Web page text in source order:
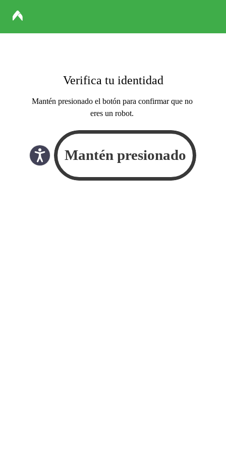
Verifica tu identidad
Mantén presionado el botón para confirmar que no
eres un robot.